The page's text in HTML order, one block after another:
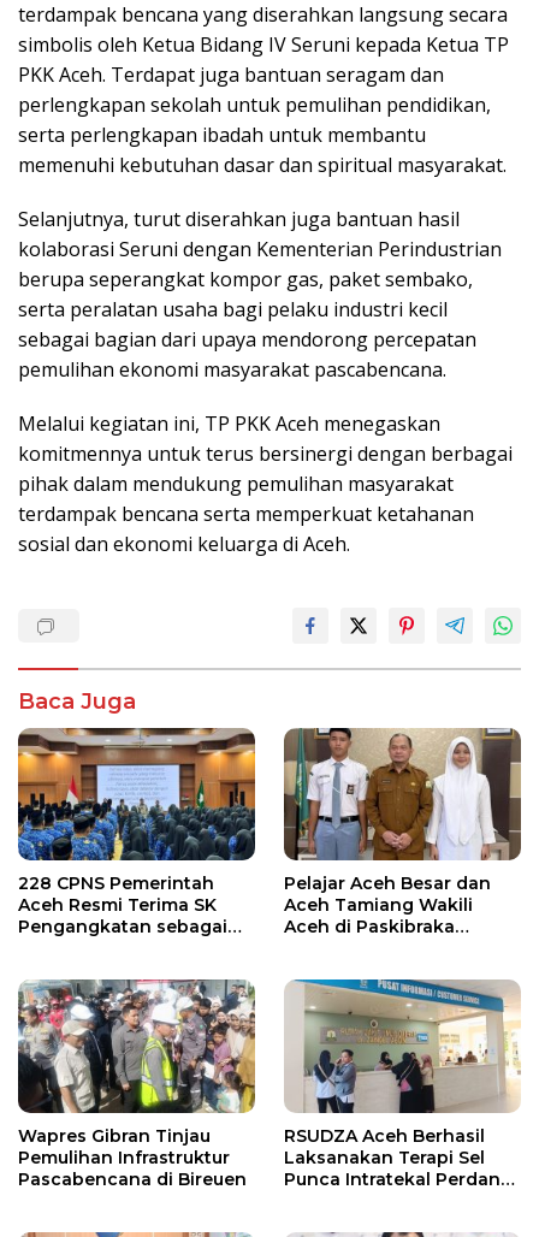
terdampak bencana yang diserahkan langsung secara
simbolis oleh Ketua Bidang IV Seruni kepada Ketua TP
PKK Aceh. Terdapat juga bantuan seragam dan
perlengkapan sekolah untuk pemulihan pendidikan,
serta perlengkapan ibadah untuk membantu
memenuhi kebutuhan dasar dan spiritual masyarakat.
Selanjutnya, turut diserahkan juga bantuan hasil
kolaborasi Seruni dengan Kementerian Perindustrian
berupa seperangkat kompor gas, paket sembako,
serta peralatan usaha bagi pelaku industri kecil
sebagai bagian dari upaya mendorong percepatan
pemulihan ekonomi masyarakat pascabencana.
Melalui kegiatan ini, TP PKK Aceh menegaskan
komitmennya untuk terus bersinergi dengan berbagai
pihak dalam mendukung pemulihan masyarakat
terdampak bencana serta memperkuat ketahanan
sosial dan ekonomi keluarga di Aceh.
Baca Juga
228 CPNS Pemerintah
Aceh Resmi Terima SK
Pengangkatan sebagai
Pelajar Aceh Besar dan
Aceh Tamiang Wakili
Aceh di Paskibraka
Wapres Gibran Tinjau
Pemulihan Infrastruktur
Pascabencana di Bireuen
RSUDZA Aceh Berhasil
Laksanakan Terapi Sel
Punca Intratekal Perdana